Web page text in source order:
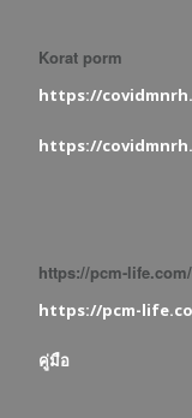
Korat porm
https://
https://
https://pcm-
https://pcm-
คู่มือ